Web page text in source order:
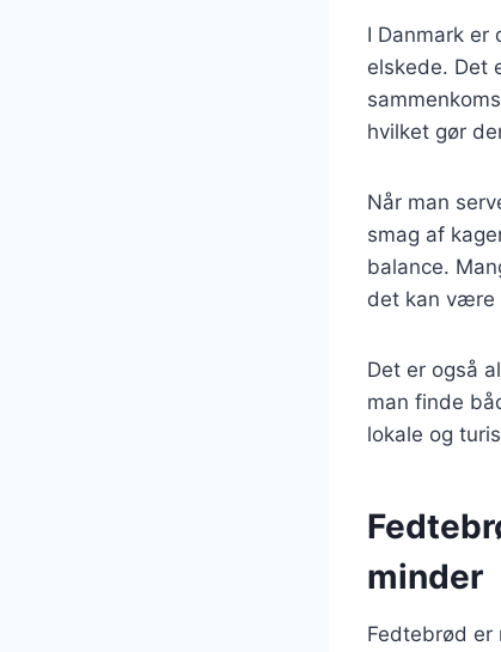
I Danmark
elskede. Det
hvilket gør
Når man
smag af
balance.
det kan være
Det er også
man finde
lokale og
minder
Fedtebrød er